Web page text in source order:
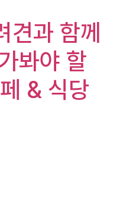
견과 함께
봐야 할
& 식당